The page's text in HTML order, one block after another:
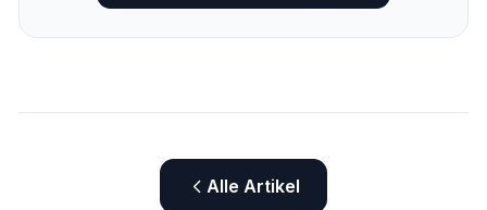
Alle Artikel